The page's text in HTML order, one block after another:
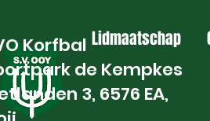
Lidmaatschap
Korfbal
de Kempkes
3, 6576 EA,